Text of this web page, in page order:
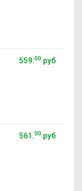
559.00руб
561.00руб